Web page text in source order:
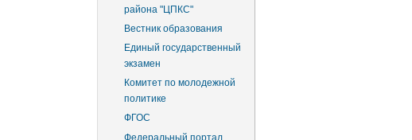
района "ЦПКС"
Вестник образования
Единый государственный
экзамен
Комитет по молодежной
политике
ФГОС
Федеральный портал